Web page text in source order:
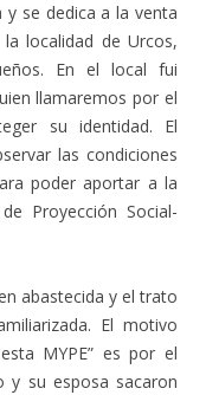
se dedica a la venta
localidad de Urcos,
En el local fui
llamaremos por el
su identidad. El
las condiciones
poder aportar a la
Proyección Social-
abastecida y el trato
El motivo
MYPE” es por el
y su esposa sacaron